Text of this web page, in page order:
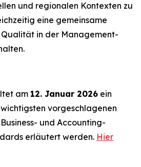
und regionalen Kontexten zu
eine gemeinsame
in der Management-
am 12. Januar 2026 ein
vorgeschlagenen
und Accounting-
erläutert werden. Hier